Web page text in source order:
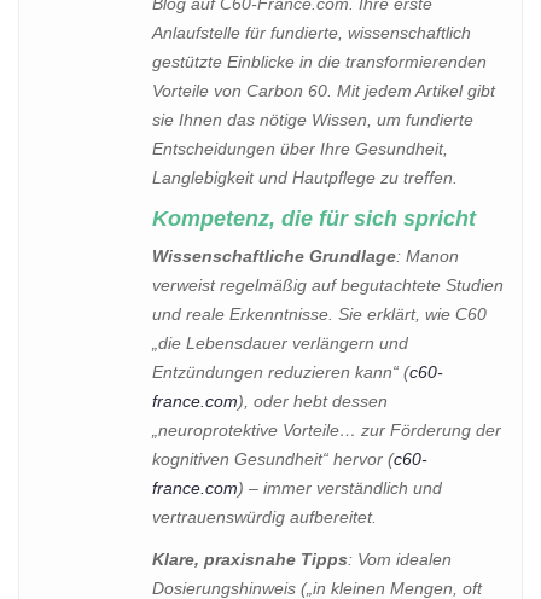
Blog auf C60-France.com. Ihre erste
Anlaufstelle für fundierte, wissenschaftlich
gestützte Einblicke in die transformierenden
Vorteile von Carbon 60. Mit jedem Artikel gibt
sie Ihnen das nötige Wissen, um fundierte
Entscheidungen über Ihre Gesundheit,
Langlebigkeit und Hautpflege zu treffen.
Kompetenz, die für sich spricht
Wissenschaftliche Grundlage: Manon
verweist regelmäßig auf begutachtete Studien
und reale Erkenntnisse. Sie erklärt, wie C60
„die Lebensdauer verlängern und
Entzündungen reduzieren kann“ (c60-
france.com), oder hebt dessen
„neuroprotektive Vorteile… zur Förderung der
kognitiven Gesundheit“ hervor (c60-
france.com) – immer verständlich und
vertrauenswürdig aufbereitet.
Klare, praxisnahe Tipps: Vom idealen
Dosierungshinweis („in kleinen Mengen, oft